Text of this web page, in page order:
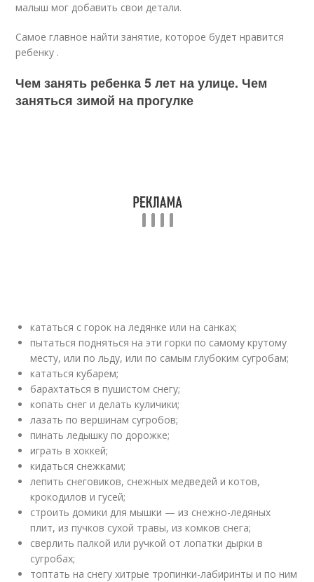
малыш мог добавить свои детали.
Самое главное найти занятие, которое будет нравится
ребенку .
Чем занять ребенка 5 лет на улице. Чем
заняться зимой на прогулке
кататься с горок на ледянке или на санках;
пытаться подняться на эти горки по самому крутому
месту, или по льду, или по самым глубоким сугробам;
кататься кубарем;
барахтаться в пушистом снегу;
копать снег и делать куличики;
лазать по вершинам сугробов;
пинать ледышку по дорожке;
играть в хоккей;
кидаться снежками;
лепить снеговиков, снежных медведей и котов,
крокодилов и гусей;
строить домики для мышки — из снежно-ледяных
плит, из пучков сухой травы, из комков снега;
сверлить палкой или ручкой от лопатки дырки в
сугробах;
топтать на снегу хитрые тропинки-лабиринты и по ним